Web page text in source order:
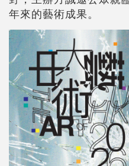
年來的藝術成果。